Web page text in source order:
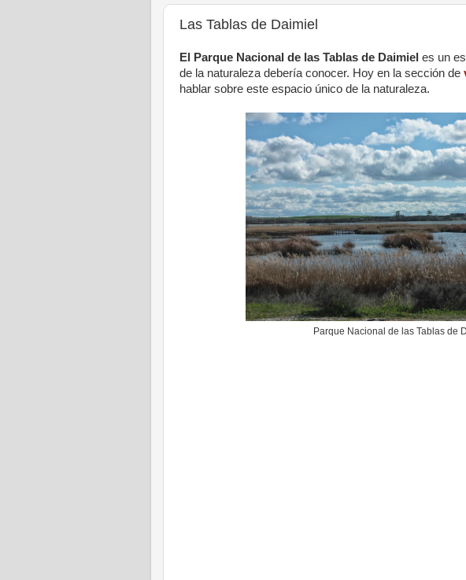
Las Tablas de Daimiel
El Parque Nacional de las Tablas de Daimiel es un
de la naturaleza debería conocer. Hoy en la sección de
hablar sobre este espacio único de la naturaleza.
Parque Nacional de las Tablas de